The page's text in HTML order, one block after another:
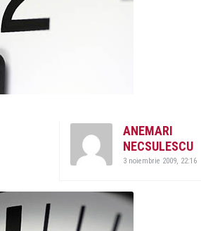
ANEMARI
NECSULESCU
3 noiembrie 2009, 22:16